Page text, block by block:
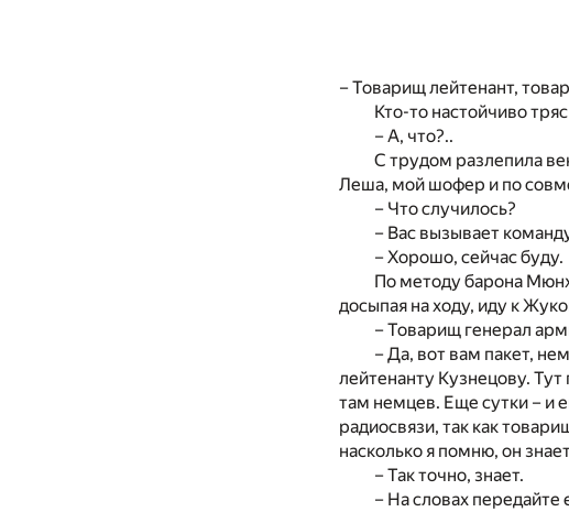
– Товарищ лейтенант,
Кто-то настойчиво
– А, что?..
С трудом разлепила
Леша, мой шофер и по
– Что случилось?
– Вас вызывает
– Хорошо, сейчас буду.
По методу барона
досыпая на ходу, иду к
– Товарищ генерал
– Да, вот вам пакет,
лейтенанту Кузнецову.
там немцев. Еще сутки – и
радиосвязи, так как
насколько я помню, он
– Так точно, знает.
– На словах